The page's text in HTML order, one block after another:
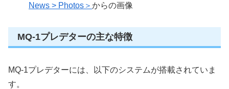
News > Photos＞ からの画像
MQ-1プレデターの主な特徴
MQ-1プレデターには、以下のシステムが搭載されていま
す。